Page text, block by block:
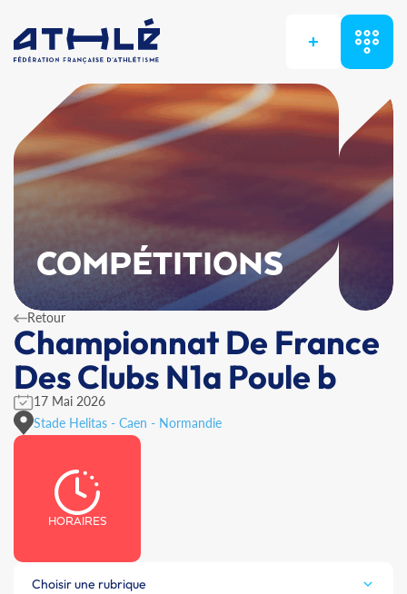
+
COMPÉTITIONS
Retour
Championnat De France
Des Clubs N1a Poule b
17 Mai 2026
Stade Helitas - Caen - Normandie
HORAIRES
Choisir une rubrique